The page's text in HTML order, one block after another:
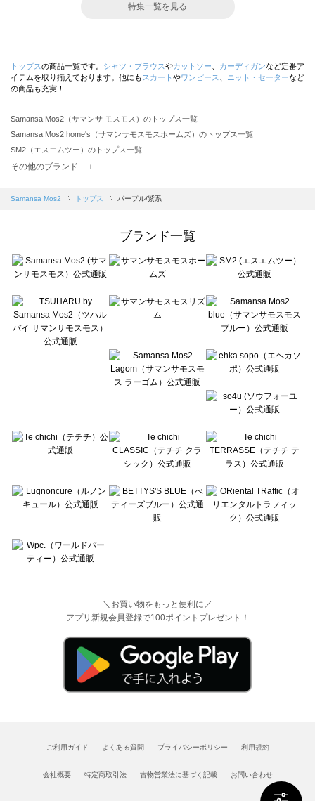
特集一覧を見る
トップスの商品一覧です。 シャツ・ブラウスやカットソー カーディガンなど定番ア
イテムを取り揃えております。他にも スカート やワンピース ニット・セーターなど
の商品も充実！
Samansa Mos2（サマンサ モスモス）のトップス一覧
Samansa Mos2 home's（サマンサモスモスホームズ）のトップス一覧
SM2（エスエムツー）のトップス一覧
TSUHARU by Samansa Mos2（ツハルバイサマンサモスモス）のトップス一覧
Samansa Mos2 blue（サマンサモスモス ブルー）のトップス一覧
sō4ū（ソウフォーユー）のトップス一覧
Te chichi（テチチ）のトップス一覧
Te chichi CLASSIC（テチチ クラシック）のトップス一覧
Lugnoncure（ルノンキュール）のトップス一覧
BETTY'S BLUE（べティーズブルー）のトップス一覧
Wpc.（ワールドパーティー）のトップス一覧
その他のブランド ＋
Samansa Mos2 トップス パープル/紫系
ブランド一覧
＼お買い物をもっと便利に／
アプリ新規会員登録で100ポイントプレゼント！
ご利用ガイド よくある質問 プライバシーポリシー 利用規約
会社概要 特定商取引法 古物営業法に基づく記載 お問い合わせ